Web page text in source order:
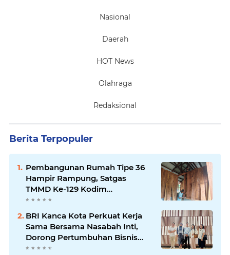
Nasional
Daerah
HOT News
Olahraga
Redaksional
Berita Terpopuler
Pembangunan Rumah Tipe 36
Hampir Rampung, Satgas
TMMD Ke-129 Kodim
1807/Sorong Selatan Wujudkan
Hunian Layak bagi Warga
BRI Kanca Kota Perkuat Kerja
Sama Bersama Nasabah Inti,
Dorong Pertumbuhan Bisnis
Berkelanjutan